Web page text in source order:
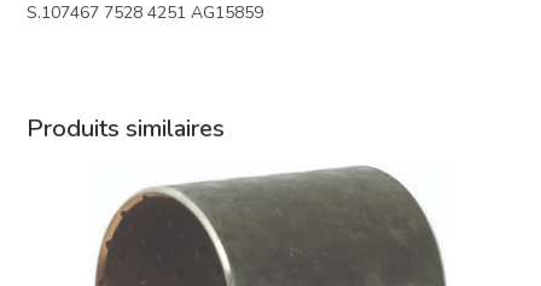
S.107467 7528 4251 AG15859
Produits similaires